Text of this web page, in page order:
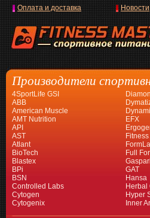
Оплата и доставка Новости
Производители
4SportLife GSI
ABB
American Muscle
AMT Nutrition
API
AST
Atlant
BioTech
Blastex
BPi
BSN
Controlled Labs
Cytogen
Cytogenix
EFX
Full
GAT
Hansa
Herbal
Hyper
Inner